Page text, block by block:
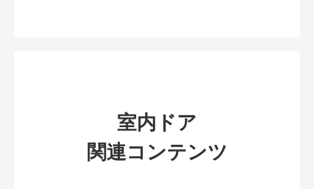
室内ドア
関連コンテンツ